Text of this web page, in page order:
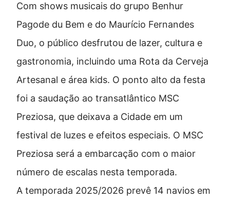
Com shows musicais do grupo Benhur
Pagode du Bem e do Maurício Fernandes
Duo, o público desfrutou de lazer, cultura e
gastronomia, incluindo uma Rota da Cerveja
Artesanal e área kids. O ponto alto da festa
foi a saudação ao transatlântico MSC
Preziosa, que deixava a Cidade em um
festival de luzes e efeitos especiais. O MSC
Preziosa será a embarcação com o maior
número de escalas nesta temporada.
A temporada 2025/2026 prevê 14 navios em